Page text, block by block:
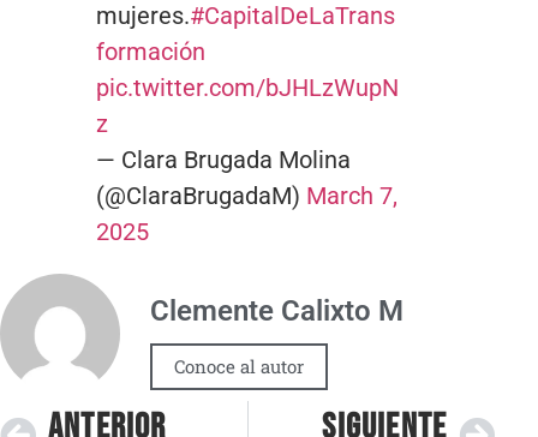
mujeres.#CapitalDeLaTrans
formación
pic.twitter.com/bJHLzWupN
z
— Clara Brugada Molina
(@ClaraBrugadaM) March 7,
2025
Clemente Calixto M
Conoce al autor
ANTERIOR SIGUIENTE